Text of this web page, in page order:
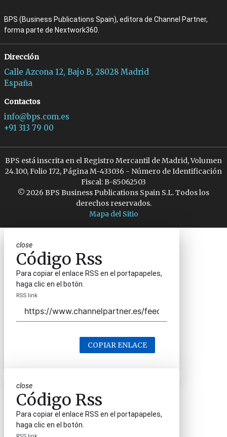
BPS (Business Publications Spain), editora de Channel Partner,
forma parte de Nextwork360.
Dirección
Calle Azcona 12, Bajo B, 28028 Madrid
España
Contactos
info@bps.com.es
+91 313 79 00
BPS está inscrita en el Registro Mercantil de Madrid, Volumen
24.100, Folio 172, Página M-433036 - Número de Identificación
Fiscal: B-85062503
© 2026 BPS Business Publications Spain S.L. Todos los
derechos reservados.
Mapa del Sitio
close
Código Rss
Para copiar el enlace RSS en el portapapeles,
haga clic en el botón.
RSS link
COPIAR ENLACE
close
Código Rss
Para copiar el enlace RSS en el portapapeles,
haga clic en el botón.